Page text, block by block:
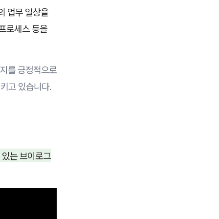
업무 일상을
로세스 등을
를 긍정적으로
고 있습니다.
는 브이로그